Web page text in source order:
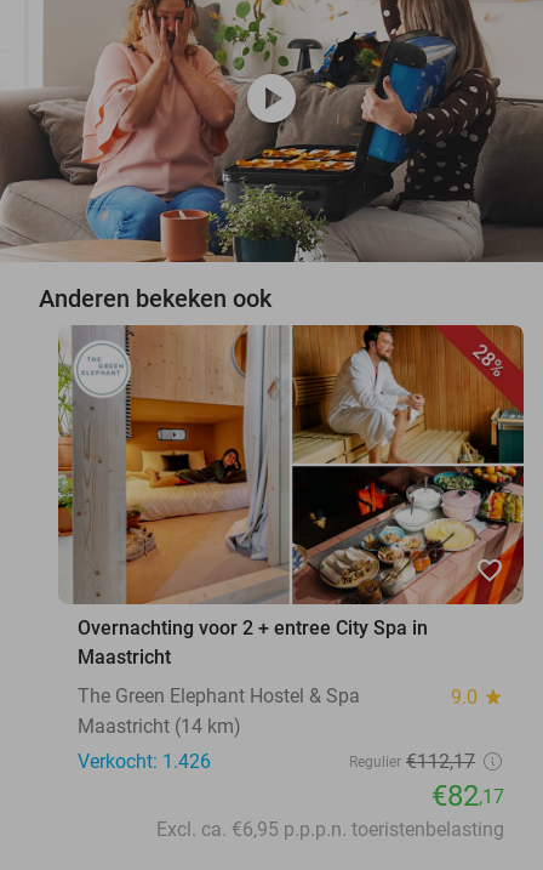
play_circle
Anderen bekeken ook
28%
favorite_border
Overnachting voor 2 + entree City Spa in
Maastricht
The Green Elephant Hostel & Spa
9.0 star
Maastricht (14 km)
Verkocht: 1.426
Regulier €112,17
€82,17
Excl. ca. €6,95 p.p.p.n. toeristenbelasting